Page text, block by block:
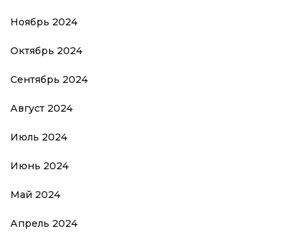
Ноябрь 2024
Октябрь 2024
Сентябрь 2024
Август 2024
Июль 2024
Июнь 2024
Май 2024
Апрель 2024